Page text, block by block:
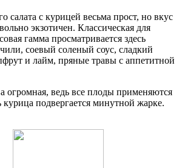
салата с курицей весьма прост, но вкус
экзотичен. Классическая для
гамма просматривается здесь
соевый соленый соус, сладкий
и лайм, пряные травы с аппетитной
огромная, ведь все плоды применяются
подвергается минутной жарке.